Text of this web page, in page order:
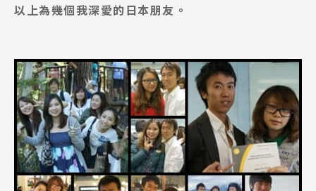
以上為幾個我深愛的日本朋友。